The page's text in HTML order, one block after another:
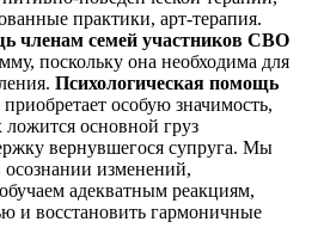
практики, арт-терапия.
членам семей участников СВО
поскольку она необходима для
Психологическая помощь
приобретает особую значимость,
основной груз
вернувшегося супруга. Мы
изменений,
адекватным реакциям,
и восстановить гармоничные